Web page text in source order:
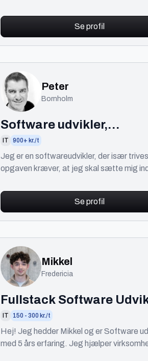
ide til drift
Se profil
Peter
Bornholm
Software udvikler,
programmør, hands-on
arkitekt
IT 900+ kr./t
Jeg er en softwareudvikler, der især
opgaven kræver, at jeg skal sætte mig
Se profil
Mikkel
Fredericia
Fullstack Software
IT 150 - 300 kr./t
Hej! Jeg hedder Mikkel og er Software
med 5 års erfaring. Jeg hjælper